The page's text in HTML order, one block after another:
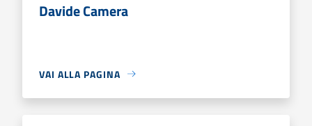
Davide Camera
VAI ALLA PAGINA